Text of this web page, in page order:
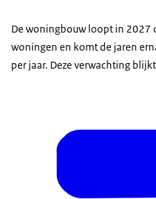
De woningbouw loopt in 2027
woningen en komt de jaren
per jaar. Deze verwachting